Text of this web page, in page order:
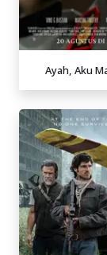
Ayah, Aku